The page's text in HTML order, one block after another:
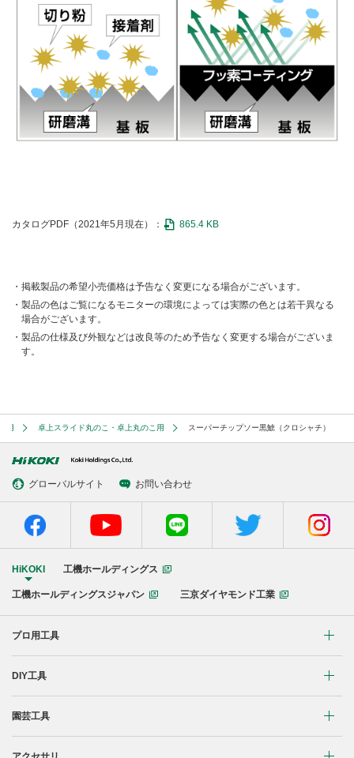
カタログPDF（2021年5月現在）： 865.4 KB
掲載製品の希望小売価格は予告なく変更になる場合がございます。
製品の色はご覧になるモニターの環境によっては実際の色とは若干異なる
場合がございます。
製品の仕様及び外観などは改良等のため予告なく変更する場合がございま
す。
用 卓上スライド丸のこ・卓上丸のこ用 スーパーチップソー黒鯱（クロシャチ）
グローバルサイト お問い合わせ
HiKOKI 工機ホールディングス
工機ホールディングスジャパン 三京ダイヤモンド工業
プロ用工具
リチウムイオンコードレス製品
ブラシレスモーター搭載製品
DIY工具
穴あけ・締付け
園芸工具
植木バリカン